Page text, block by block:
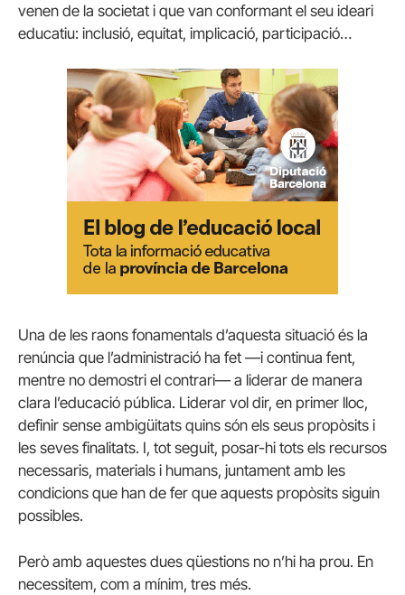
venen de la societat i que van conformant el seu ideari
educatiu: inclusió, equitat, implicació, participació…
Una de les raons fonamentals d’aquesta situació és la
renúncia que l’administració ha fet —i continua fent,
mentre no demostri el contrari— a liderar de manera
clara l’educació pública. Liderar vol dir, en primer lloc,
definir sense ambigüitats quins són els seus propòsits i
les seves finalitats. I, tot seguit, posar-hi tots els recursos
necessaris, materials i humans, juntament amb les
condicions que han de fer que aquests propòsits siguin
possibles.
Però amb aquestes dues qüestions no n’hi ha prou. En
necessitem, com a mínim, tres més.